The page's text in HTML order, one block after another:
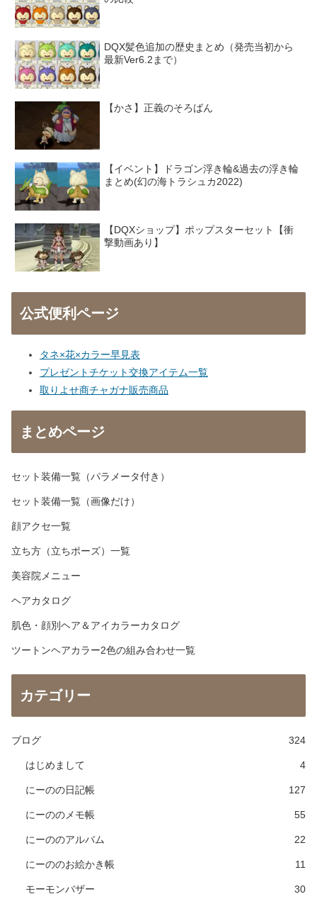
DQX髪色追加の歴史まとめ（発売当初から
最新Ver6.2まで）
【かさ】正義のそろばん
【イベント】ドラゴン浮き輪&過去の浮き輪
まとめ(幻の海トラシュカ2022)
【DQXショップ】ポップスターセット【衝
撃動画あり】
公式便利ページ
タネ×花×カラー早見表
プレゼントチケット交換アイテム一覧
取りよせ商チャガナ販売商品
まとめページ
セット装備一覧（パラメータ付き）
セット装備一覧（画像だけ）
顔アクセ一覧
立ち方（立ちポーズ）一覧
美容院メニュー
ヘアカタログ
肌色・顔別ヘア＆アイカラーカタログ
ツートンヘアカラー2色の組み合わせ一覧
カテゴリー
ブログ 324
はじめまして 4
にーのの日記帳 127
にーののメモ帳 55
にーののアルバム 22
にーののお絵かき帳 11
モーモンバザー 30